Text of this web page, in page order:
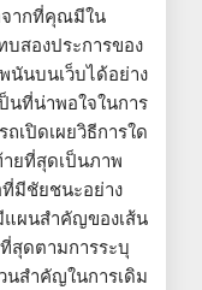
ากที่คุณมีใน
สองประการของ
นบนเว็บได้อย่าง
นที่น่าพอใจในการ
เปิดเผยวิธีการใด
ยที่สุดเป็นภาพ
มีชัยชนะอย่าง
ผนสำคัญของเส้น
สุดตามการระบุ
นสำคัญในการเดิม